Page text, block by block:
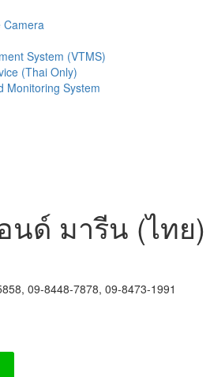
Camera
System (VTMS)
(Thai Only)
Monitoring System
นด์ มารีน (ไทย)
09-8448-7878, 09-8473-1991